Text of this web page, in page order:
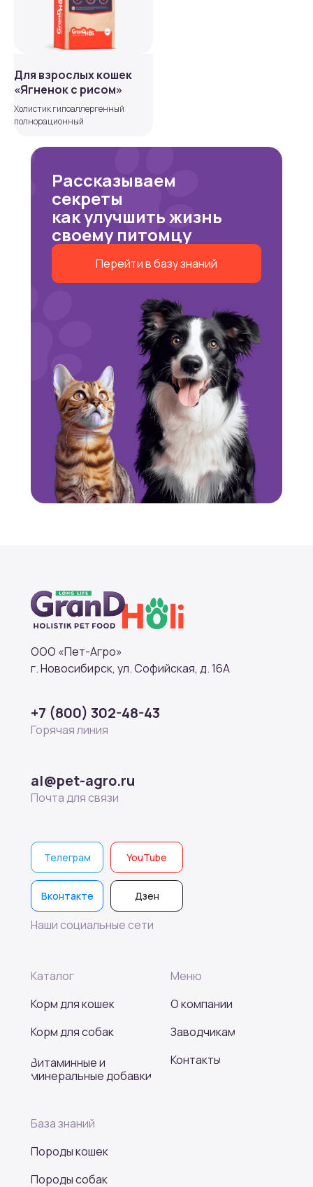
Для взрослых кошек
«Ягненок с рисом»
Холистик гипоаллергенный
полнорационный
Рассказываем
секреты
как улучшить жизнь
своему питомцу
Перейти в базу знаний
База знаний
О компании
Контакты
Заводчикам
ООО «Пет-Агро»
г. Новосибирск, ул. Софийская, д. 16А
Каталог
Корм для кошек
Корм для собак
Витаминные и
минеральные добавки
Породы кошек
Породы собак
Меню
+7 (800) 302-48-43
al@pet-agro.ru
Горячая линия
Почта для связи
Наши социальные сети
Дзен
Вконтакте
YouTube
Телеграм